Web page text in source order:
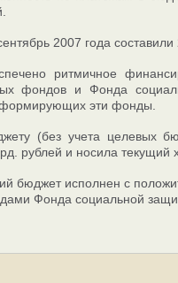
2007 года
ритмичное
фондов и Фонда
формирующих эти фонды.
(без учета целевых
рублей и носила текущий
бюджет исполнен с
Фонда социальной